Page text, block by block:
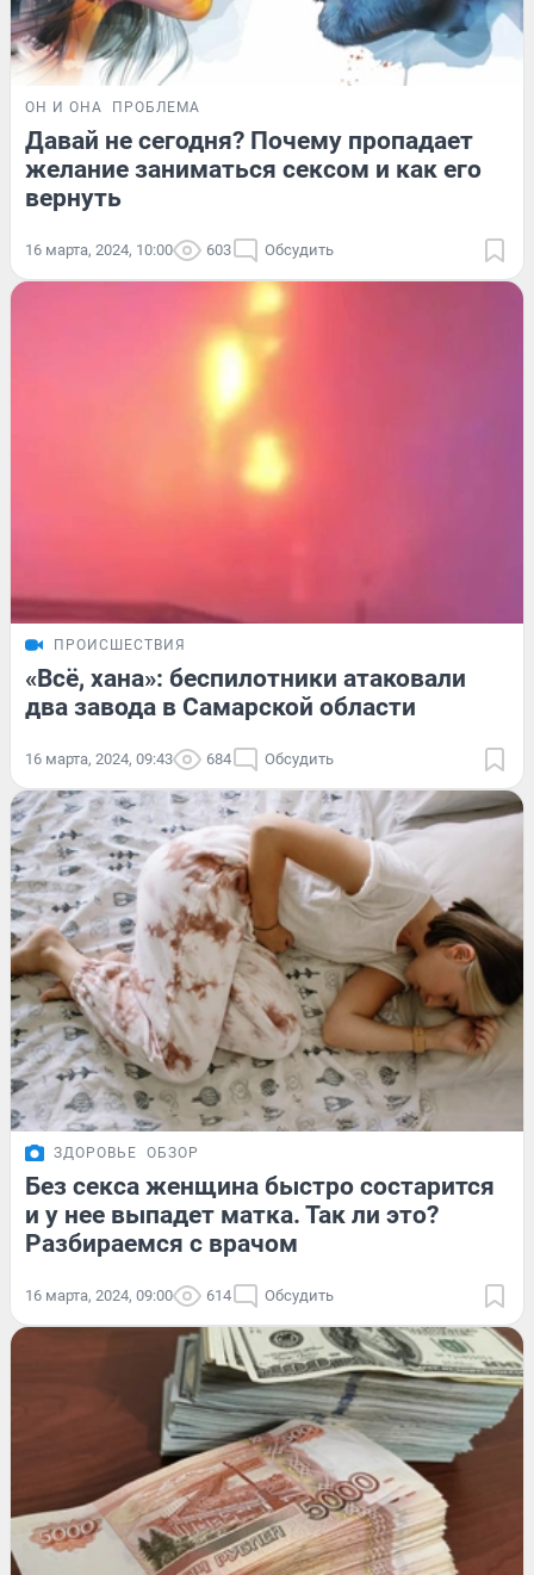
ОН И ОНА ПРОБЛЕМА
Давай не сегодня? Почему пропадает
желание заниматься сексом и как его
вернуть
16 марта, 2024, 10:00 603 Обсудить
ПРОИСШЕСТВИЯ
«Всё, хана»: беспилотники атаковали
два завода в Самарской области
16 марта, 2024, 09:43 684 Обсудить
ЗДОРОВЬЕ ОБЗОР
Без секса женщина быстро состарится
и у нее выпадет матка. Так ли это?
Разбираемся с врачом
16 марта, 2024, 09:00 614 Обсудить